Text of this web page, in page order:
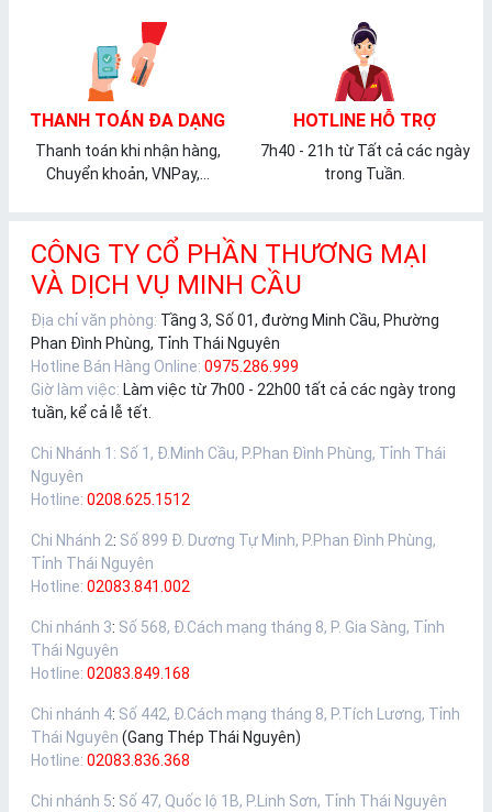
THANH TOÁN ĐA DẠNG
Thanh toán khi nhận hàng,
Chuyển khoản, VNPay,...
HOTLINE HỖ TRỢ
7h40 - 21h từ Tất cả các ngày
trong Tuần.
CÔNG TY CỔ PHẦN THƯƠNG MẠI
VÀ DỊCH VỤ MINH CẦU
Địa chỉ văn phòng: Tầng 3, Số 01, đường Minh Cầu, Phường
Phan Đình Phùng, Tỉnh Thái Nguyên
Hotline Bán Hàng Online: 0975.286.999
Giờ làm việc: Làm việc từ 7h00 - 22h00 tất cả các ngày trong
tuần, kể cả lễ tết.
Chi Nhánh 1 : Số 1, Đ.Minh Cầu, P.Phan Đình Phùng, Tỉnh Thái
Nguyên
Hotline: 0208.625.1512
Chi Nhánh 2: Số 899 Đ. Dương Tự Minh, P.Phan Đình Phùng,
Tỉnh Thái Nguyên
Hotline: 02083.841.002
Chi nhánh 3: Số 568, Đ.Cách mạng tháng 8, P. Gia Sàng, Tỉnh
Thái Nguyên
Hotline: 02083.849.168
Chi nhánh 4: Số 442, Đ.Cách mạng tháng 8, P.Tích Lương, Tỉnh
Thái Nguyên (Gang Thép Thái Nguyên)
Hotline: 02083.836.368
Chi nhánh 5: Số 47, Quốc lộ 1B, P.Linh Sơn, Tỉnh Thái Nguyên